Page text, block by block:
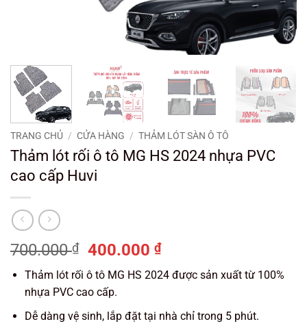
TRANG CHỦ / CỬA HÀNG / THẢM LÓT SÀN Ô TÔ
Thảm lót rối ô tô MG HS 2024 nhựa PVC
cao cấp Huvi
700.000₫
Giá
gốc
là:
700.000 ₫.
400.000₫Giá
hiện
tại
400.000 ₫.
Thảm lót rối ô tô MG HS 2024 được sản xuất từ 100%
nhựa PVC cao cấp.
Dễ dàng vệ sinh, lắp đặt tại nhà chỉ trong 5 phút.